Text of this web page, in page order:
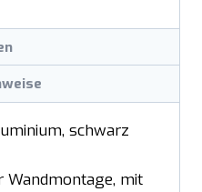
schwarz
mit